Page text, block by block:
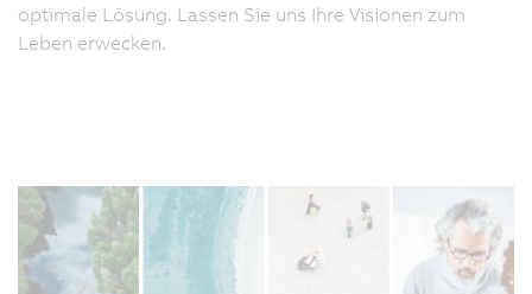
optimale Lösung. Lassen Sie uns Ihre Visionen zum
Leben erwecken.